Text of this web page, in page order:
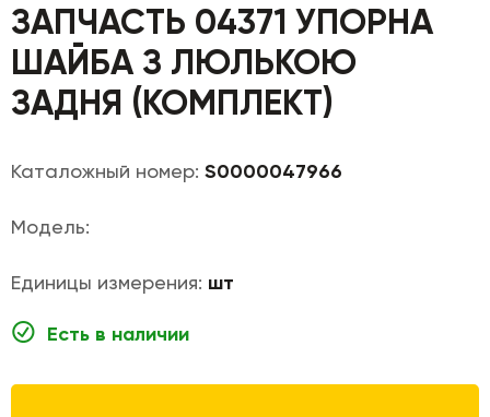
ЗАПЧАСТЬ 04371 УПОРНА
ШАЙБА З ЛЮЛЬКОЮ
ЗАДНЯ (КОМПЛЕКТ)
Каталожный номер: S0000047966
Модель:
Единицы измерения: шт
Есть в наличии